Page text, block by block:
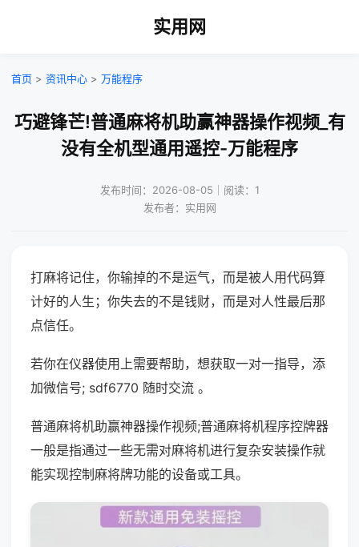
实用网
首页 > 资讯中心 > 万能程序
巧避锋芒!普通麻将机助赢神器操作视频_有
没有全机型通用遥控-万能程序
发布时间：2026-08-05｜阅读：1
发布者：实用网
打麻将记住，你输掉的不是运气，而是被人用代码算
计好的人生；你失去的不是钱财，而是对人性最后那
点信任。
若你在仪器使用上需要帮助，想获取一对一指导，添
加微信号; sdf6770 随时交流 。
普通麻将机助赢神器操作视频;普通麻将机程序控牌器
一般是指通过一些无需对麻将机进行复杂安装操作就
能实现控制麻将牌功能的设备或工具。